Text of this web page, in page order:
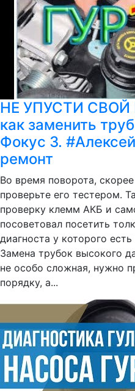
НЕ УПУСТИ
как заменить
Фокус 3.
ремонт
Во время поворота,
проверьте его тестером.
проверку клемм АКБ и
посоветовал посетить
диагноста у которого
Замена трубок высокого
не особо сложная, нужно
порядку, а...